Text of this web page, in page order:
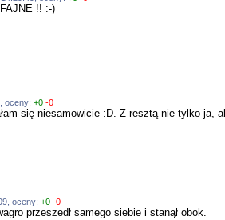
!! :-)
oceny:+0 -0
się niesamowicie :D. Z resztą nie tylko ja,
oceny:+0 -0
przeszedł samego siebie i stanął obok.